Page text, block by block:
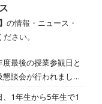
の情報・ニュース・
さい。
度最後の授業参観日と
懇談会が行われまし
、1年生から5年生で1